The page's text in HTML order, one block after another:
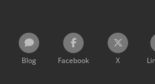
Blog Facebook X